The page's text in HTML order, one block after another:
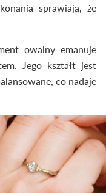
sprawiają, że
owalny emanuje
Jego kształt jest
co nadaje